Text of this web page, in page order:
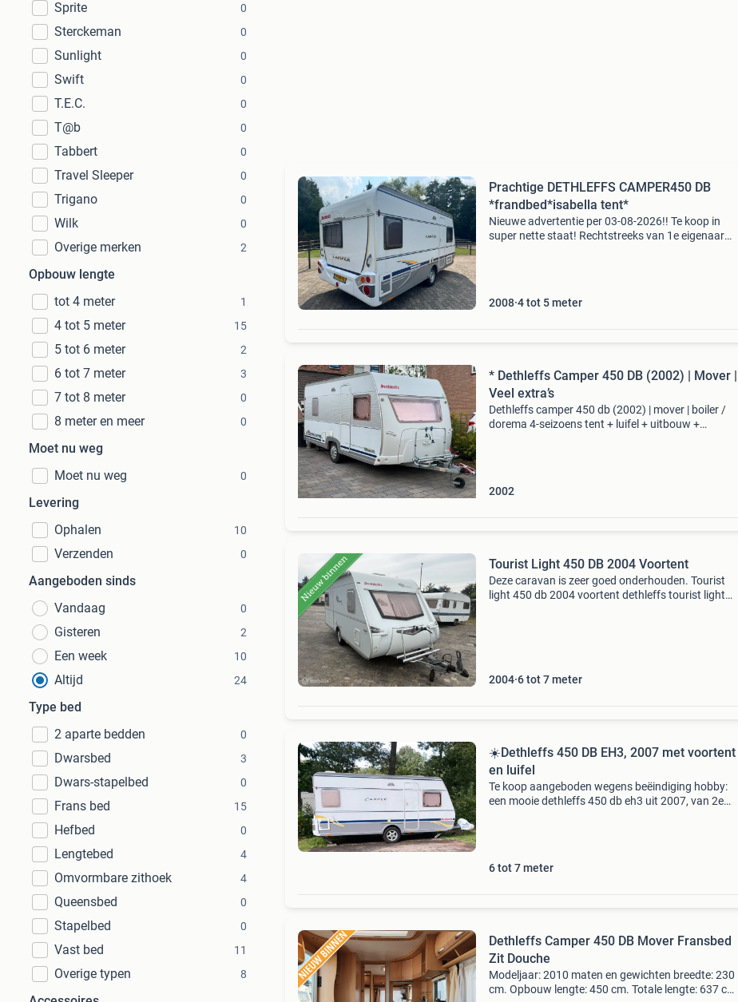
Sprite 0
Sterckeman 0
Sunlight 0
Swift 0
T.E.C. 0
T@b 0
Tabbert 0
Travel Sleeper 0
Trigano 0
Wilk 0
Overige merken 2
Opbouw lengte
tot 4 meter
1
4 tot 5 meter 15
5 tot 6 meter 2
6 tot 7 meter 3
7 tot 8 meter 0
8 meter en meer 0
Moet nu weg
Moet nu weg
0
Levering
Ophalen
10
Verzenden 0
Aangeboden sinds
Vandaag
0
Gisteren 2
Een week 10
Altijd 24
Type bed
2 aparte bedden
0
Dwarsbed 3
Dwars-stapelbed 0
Frans bed 15
Hefbed 0
Lengtebed 4
Omvormbare zithoek 4
Queensbed 0
Stapelbed 0
Vast bed 11
Overige typen 8
Prachtige DETHLEFFS CAMPER450 DB
*frandbed*isabella tent*
Nieuwe advertentie per 03-08-2026!! Te koop in
super nette staat! Rechtstreeks van 1e eigenaar
2008 4 tot 5 meter
* Dethleffs Camper 450 DB (2002) | Mover |
Veel extra’s
Dethleffs camper 450 db (2002) | mover | boiler /
dorema 4-seizoens tent + luifel + uitbouw +
2002
Tourist Light 450 DB 2004 Voortent
Deze caravan is zeer goed onderhouden. Tourist
light 450 db 2004 voortent dethleffs tourist light
2004 6 tot 7 meter
☀️Dethleffs 450 DB EH3, 2007 met voortent
en luifel
Te koop aangeboden wegens beëindiging hobby:
een mooie dethleffs 450 db eh3 uit 2007, van 2e
6 tot 7 meter
Dethleffs Camper 450 DB Mover Fransbed
Zit Douche
Modeljaar: 2010 maten en gewichten breedte: 230
cm. Opbouw lengte: 450 cm. Totale lengte: 637 cm.